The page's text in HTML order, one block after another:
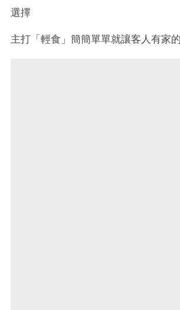
選擇
主打「輕食」簡簡單單就讓客人有家